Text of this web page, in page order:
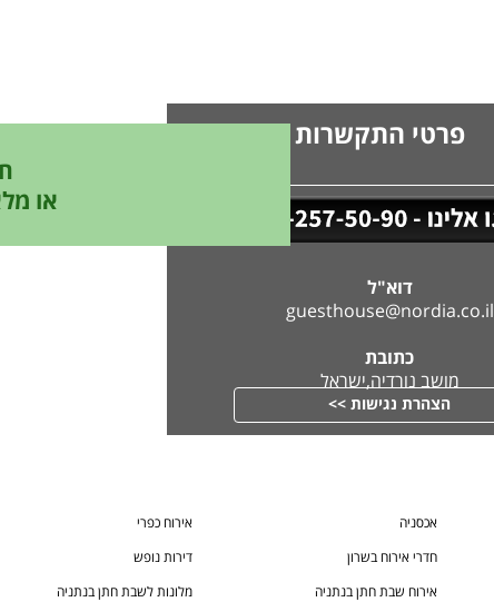
דוא"ל
guesthouse@nordia.co.il
כתובת
מושב נורדיה,ישראל
פרטי התקשרות
הצהרת נגישות >>
או
אכסניה אירוח כפרי
חדרי אירוח בשרון דירות נופש
אירוח שבת חתן בנתניה מלונות לשבת חתן בנתניה